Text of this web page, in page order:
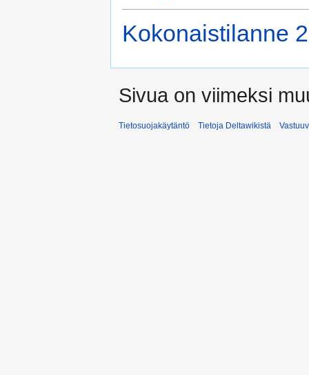
Kokonaistilanne
Sivua on viimeksi
Tietosuojakäytäntö Tietoja Deltawikistä